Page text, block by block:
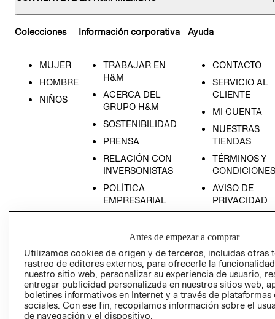
Colecciones
MUJER
HOMBRE
NIÑOS
Información corporativa
TRABAJAR EN
H&M
ACERCA DEL
GRUPO H&M
SOSTENIBILIDAD
PRENSA
RELACIÓN CON
INVERSONISTAS
POLÍTICA
EMPRESARIAL
Ayuda
CONTACTO
SERVICIO AL
CLIENTE
MI CUENTA
NUESTRAS
TIENDAS
TÉRMINOS Y
CONDICIONES
AVISO DE
PRIVACIDAD
AVISO DE
LIBRO DE
Antes de empezar a comprar
Utilizamos cookies de origen y de terceros, incluidas otras
rastreo de editores externos, para ofrecerle la
nuestro sitio web, personalizar su experiencia de usuario,
entregar publicidad personalizada en nuestros sitios web,
boletines informativos en Internet y a través de plataformas
sociales. Con ese fin, recopilamos información sobre el
de navegación y el dispositivo.